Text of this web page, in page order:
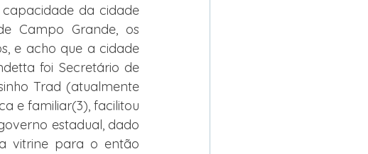
da cidade
Campo Grande, os
e acho que a cidade
foi Secretário de
Trad (atualmente
e familiar(3), facilitou
estadual, dado
vitrine para o então